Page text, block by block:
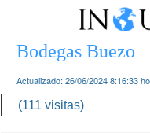
Bodegas Buezo
Actualizado: 26/06/2024 8:16:33
(111 visitas)